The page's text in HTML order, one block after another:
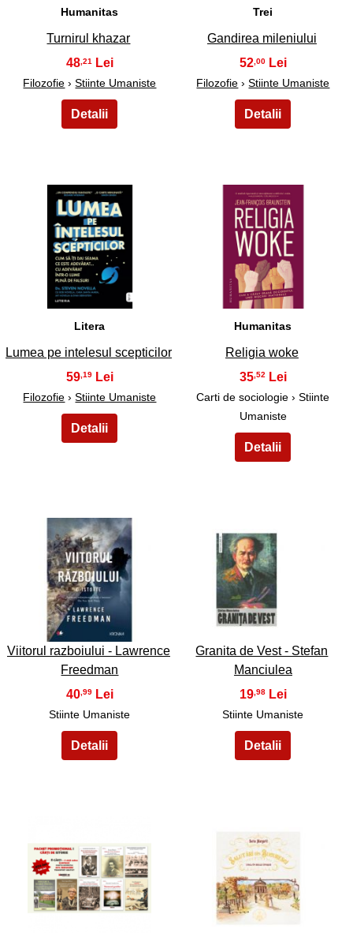
Humanitas
Turnirul khazar
48 ,21
Filozofie ›Stiinte Umaniste
Trei
Gandirea mileniului
52 ,00
Filozofie ›Stiinte Umaniste
19
Litera
Lumea pe intelesul scepticilor
59,19
Filozofie ›Stiinte Umaniste
20
Humanitas
Religia woke
35,52
Carti de sociologie › Stiinte
Umaniste
21
Viitorul razboiului - Lawrence
Freedman
40,99
Stiinte Umaniste
22
Granita de Vest - Stefan
Manciulea
19,98
Stiinte Umaniste
23 24